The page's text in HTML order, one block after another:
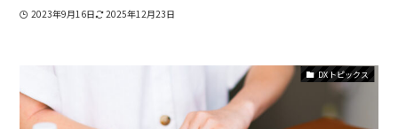
2023年9月16日 2025年12月23日
DXトピックス